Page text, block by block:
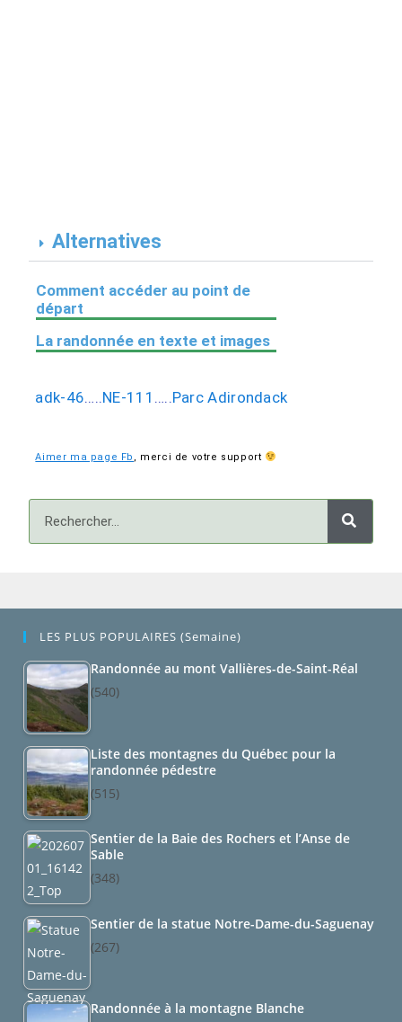
Alternatives
Comment accéder au point de
départ
La randonnée en texte et images
adk-46…..NE-111 …..Parc Adirondack
Aimer ma page Fb , merci de votre support
LES PLUS POPULAIRES (semaine)
Randonnée au mont Vallières-de-Saint-Réal
(540)
Liste des montagnes du Québec pour la
randonnée pédestre
(515)
Sentier de la Baie des Rochers et l’Anse de
Sable
(348)
Sentier de la statue Notre-Dame-du-Saguenay
(267)
Randonnée à la montagne Blanche